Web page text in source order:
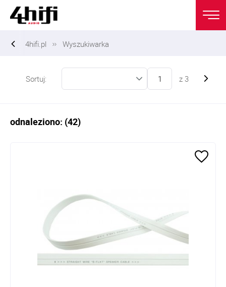
4hifi.pl Wyszukiwarka
Sortuj: z 3
odnaleziono: (42)